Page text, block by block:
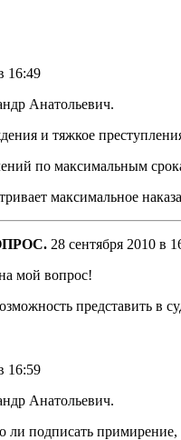
16:49
Анатольевич.
и тяжкое
по максимальным
максимальное
28 сентября 2010 в
мой вопрос!
представить в
16:59
Анатольевич.
подписать примирение,